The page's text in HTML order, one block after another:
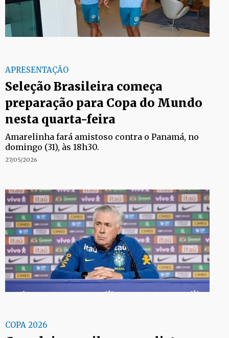
APRESENTAÇÃO
Seleção Brasileira começa
preparação para Copa do Mundo
nesta quarta-feira
Amarelinha fará amistoso contra o Panamá, no
domingo (31), às 18h30.
27/05/2026
COPA 2026